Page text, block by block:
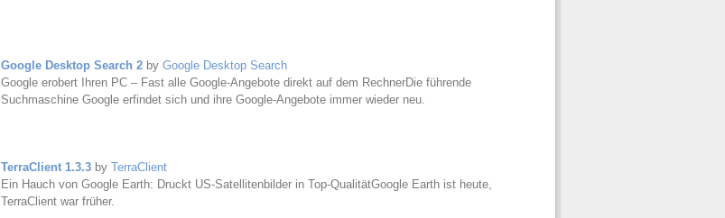
Google Desktop Search 2by Google Desktop Search
Google erobert Ihren PC – Fast alle Google-Angebote direkt auf dem RechnerDie führende
Suchmaschine Google erfindet sich und ihre Google-Angebote immer wieder neu.
TerraClient 1.3.3by TerraClient
Ein Hauch von Google Earth: Druckt US-Satellitenbilder in Top-QualitätGoogle Earth ist heute,
TerraClient war früher.